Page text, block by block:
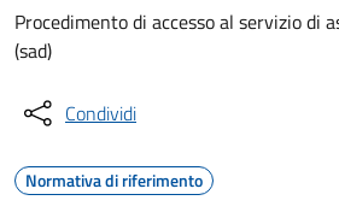
Procedimento di accesso al servizio di
(sad)
Condividi
Normativa di riferimento